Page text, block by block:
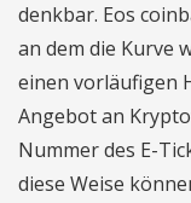
denkbar. Eos
an dem die Kurve
einen vorläufigen
Angebot an
Nummer des E-
diese Weise